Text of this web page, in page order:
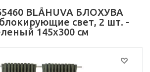
BLÅHUVA БЛОХУВА
свет, 2 шт. -
145x300 см